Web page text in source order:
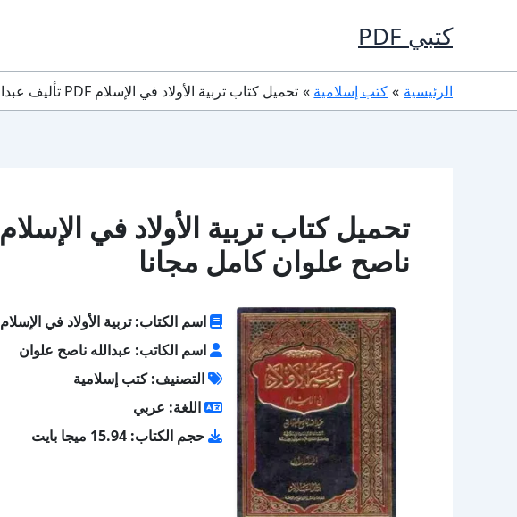
كتبي PDF
الرئيسية كتب إسلامية تحميل كتاب تربية الأولاد في الإسلام PDF تأليف عبدالله ناصح علوان كامل مجانا
ناصح علوان كامل مجانا
اسم الكتاب: تربية الأولاد في الإسلام
اسم الكاتب: عبدالله ناصح علوان
التصنيف: كتب إسلامية
اللغة: عربي
حجم الكتاب: 15.94 ميجا بايت